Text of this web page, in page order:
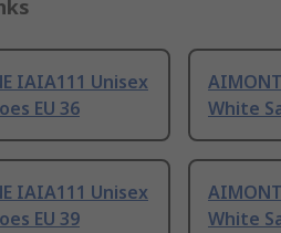
IAIA111 Unisex
EU 36
White
IAIA111 Unisex
EU 39
White